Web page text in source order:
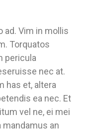
ad. Vim in mollis
Torquatos
pericula
nec at.
has et, altera
ea nec. Et
vel ne, ei mei
mandamus an